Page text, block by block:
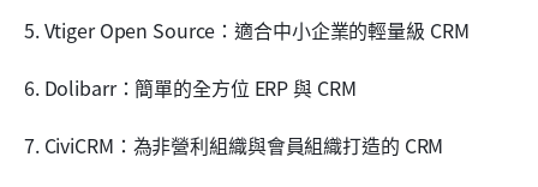
5. Vtiger Open Source：適合中小企業的輕量級 CRM
6. Dolibarr：簡單的全方位 ERP 與 CRM
7. CiviCRM：為非營利組織與會員組織打造的 CRM